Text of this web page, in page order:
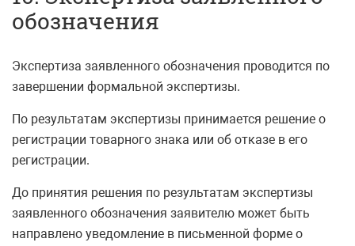
обозначения
Экспертиза заявленного обозначения проводится по
завершении формальной экспертизы.
По результатам экспертизы принимается решение о
регистрации товарного знака или об отказе в его
регистрации.
До принятия решения по результатам экспертизы
заявленного обозначения заявителю может быть
направлено уведомление в письменной форме о